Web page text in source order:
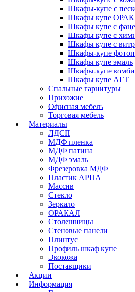
Шкафы-купе с
Шкафы купе
Шкафы купе с
Шкафы купе с
Шкафы купе с
Шкафы-купе
Шкафы купе эмаль
Шкафы-купе
Шкафы купе АГТ
Спальные гарнитуры
Прихожие
Офисная мебель
Торговая мебель
Материалы
ЛДСП
МДФ пленка
МДФ патина
МДФ эмаль
Фрезеровка МДФ
Пластик АРПА
Массив
Стекло
Зеркало
ОРАКАЛ
Столешницы
Стеновые панели
Плинтус
Профиль шкаф купе
Экокожа
Поставщики
Акции
Информация